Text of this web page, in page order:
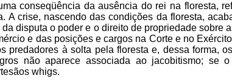
conseqüência da ausência do rei na floresta,
A crise, nascendo das condições da floresta,
disputa o poder e o direito de propriedade sobre
e das posições e cargos na Corte e no
predadores à solta pela floresta e, dessa forma,
não aparece associada ao jacobitismo; se
whigs.